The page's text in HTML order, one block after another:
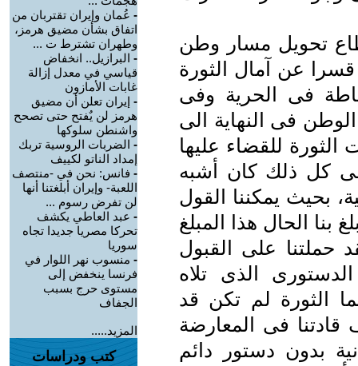
تحويل مسار وطن
قسرا عن آمال الثورة
فى الحرية وفى
الوطن فى النهاية الى
للقضاء عليها
فى كل ذلك كان أشبه
بحيث يمكننا القول
بنا الحال هذا المبلغ
حملتنا على القبول
الإعلان الدستورى الذى تلاه
الثورة لم تكن قد
فى المعارضة
بدون دستور دائم
- عُمان وإيران تقتربان من
اتفاق بشأن مضيق هرمز،
وطهران تشترط ت ...
- البرازيل.. انخفاض
قياسي في معدل إزالة
غابات الأمازون
- إيران تعلن أن مضيق
هرمز لن يٌفتح حتى تصحح
واشنطن سلوكها
- الضربات الروسية تربك
إمداد الناتو لكييف
- فانس: نحن في -منتصف
اللعبة- وإيران أبلغتنا أنها
لن تفرض رسوم ...
- عبد العاطي يكشف
تحركا مصريا جديدا تجاه
سوريا
- منسوب نهر اللوار في
فرنسا ينخفض إلى
مستوى حرج بسبب
الجفاف
المزيد.....
كتب ودراسات